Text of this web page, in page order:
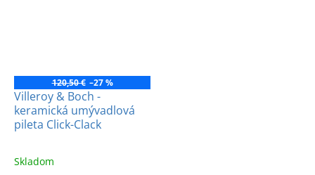
120,50 € –27 %
Villeroy & Boch -
keramická umývadlová
pileta Click-Clack
Skladom